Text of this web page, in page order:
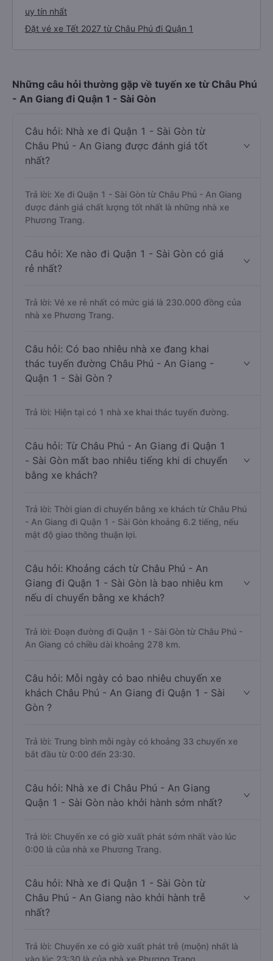
uy tín nhất
Đặt vé xe Tết 2027 từ Châu Phú đi Quận 1
Những câu hỏi thường gặp về tuyến xe từ Châu Phú
- An Giang đi Quận 1 - Sài Gòn
Câu hỏi: Nhà xe đi Quận 1 - Sài Gòn từ
Châu Phú - An Giang được đánh giá tốt
nhất?
Trả lời: Xe đi Quận 1 - Sài Gòn từ Châu Phú - An Giang
được đánh giá chất lượng tốt nhất là những nhà xe
Phương Trang.
Câu hỏi: Xe nào đi Quận 1 - Sài Gòn có giá
rẻ nhất?
Trả lời: Vé xe rẻ nhất có mức giá là 230.000 đồng của
nhà xe Phương Trang.
Câu hỏi: Có bao nhiêu nhà xe đang khai
thác tuyến đường Châu Phú - An Giang -
Quận 1 - Sài Gòn ?
Trả lời: Hiện tại có 1 nhà xe khai thác tuyến đường.
Câu hỏi: Từ Châu Phú - An Giang đi Quận 1
- Sài Gòn mất bao nhiêu tiếng khi di chuyển
bằng xe khách?
Trả lời: Thời gian di chuyển bằng xe khách từ Châu Phú
- An Giang đi Quận 1 - Sài Gòn khoảng 6.2 tiếng, nếu
mật độ giao thông thuận lợi.
Câu hỏi: Khoảng cách từ Châu Phú - An
Giang đi Quận 1 - Sài Gòn là bao nhiêu km
nếu di chuyển bằng xe khách?
Trả lời: Đoạn đường đi Quận 1 - Sài Gòn từ Châu Phú -
An Giang có chiều dài khoảng 278 km.
Câu hỏi: Mỗi ngày có bao nhiêu chuyến xe
khách Châu Phú - An Giang đi Quận 1 - Sài
Gòn ?
Trả lời: Trung bình mỗi ngày có khoảng 33 chuyến xe
bắt đầu từ 0:00 đến 23:30.
Câu hỏi: Nhà xe đi Châu Phú - An Giang
Quận 1 - Sài Gòn nào khởi hành sớm nhất?
Trả lời: Chuyến xe có giờ xuất phát sớm nhất vào lúc
0:00 là của nhà xe Phương Trang.
Câu hỏi: Nhà xe đi Quận 1 - Sài Gòn từ
Châu Phú - An Giang nào khởi hành trễ
nhất?
Trả lời: Chuyến xe có giờ xuất phát trễ (muộn) nhất là
vào lúc 23:30 là của nhà xe Phương Trang.